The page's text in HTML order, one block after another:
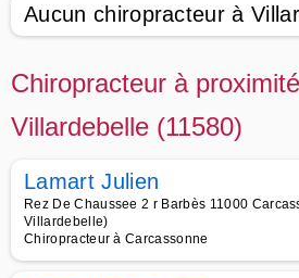
Aucun chiropracteur à
Chiropracteur à
Villardebelle (11580)
Lamart Julien
Rez De Chaussee 2 r Barbès 11000
Villardebelle)
Chiropracteur à Carcassonne